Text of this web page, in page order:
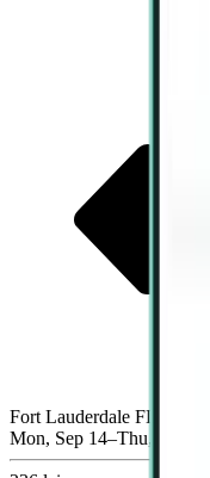
Fort Lauderdale FLL
Mon, Sep 14–Thu, Sep 17